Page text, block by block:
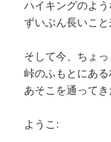
ハイキングのよ
ずいぶん長いこと
そして今、ちょ
峠のふもとにある
あそこを通って
ようこ: